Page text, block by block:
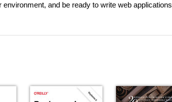
and be ready to write web applications